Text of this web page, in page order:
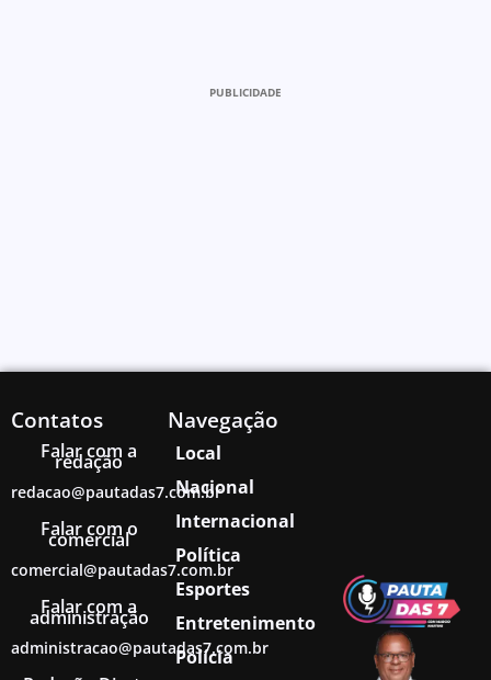
PUBLICIDADE
Contatos
Falar com a
redação
redacao@pautadas7.com.br
Falar com o
comercial
comercial@pautadas7.com.br
Falar com a
administração
administracao@pautadas7.com.br
Navegação
Local
Nacional
Internacional
Política
Esportes
Entretenimento
Polícia